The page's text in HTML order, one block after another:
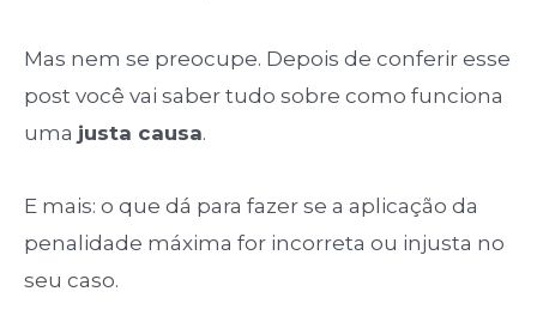
Mas nem se preocupe. Depois de conferir esse
post você vai saber tudo sobre como funciona
uma justa causa.
E mais: o que dá para fazer se a aplicação da
penalidade máxima for incorreta ou injusta no
seu caso.